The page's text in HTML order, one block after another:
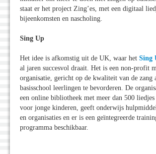
staat er het project Zing’es, met een digitaal
bijeenkomsten en nascholing.
Sing Up
Het idee is afkomstig uit de UK, waar het Sing
al jaren succesvol draait. Het is een non-profit
organisatie, gericht op de kwaliteit van de zang
basisschool leerlingen te bevorderen. De
een online bibliotheek met meer dan 500
voor jonge kinderen, geeft onderwijs
en organisaties en er is een geïntegreerde
programma beschikbaar.